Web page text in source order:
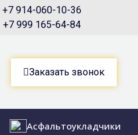
+7 914-060-10-36
+7 999 165-64-84
Заказать звонок
Асфальтоукладчики